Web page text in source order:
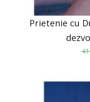
Prietenie cu